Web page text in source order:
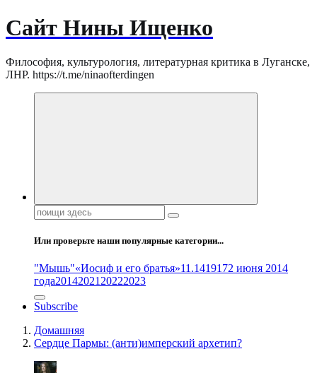
Сайт Нины Ищенко
Философия, культурология, литературная критика в Луганске,
ЛНР. https://t.me/ninaofterdingen
Поиск:
Или проверьте наши популярные категории...
"Мышь"«Иосиф и его братья»11.1419172 июня 2014
года2014202120222023
Subscribe
Домашняя
Сердце Пармы: (анти)имперский архетип?